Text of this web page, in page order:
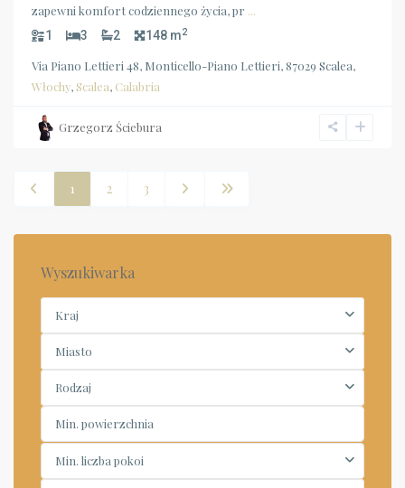
zapewni komfort codziennego życia, pr ...
1 3 2 148 m2
Via Piano Lettieri 48, Monticello-Piano Lettieri, 87029 Scalea,
Włochy, Scalea, Calabria
Grzegorz Ściebura
1 2 3
Wyszukiwarka
Kraj
Miasto
Rodzaj
Min. liczba pokoi